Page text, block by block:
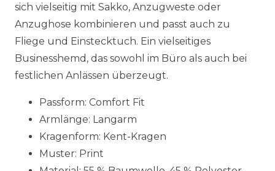
sich vielseitig mit Sakko, Anzugweste oder
Anzughose kombinieren und passt auch zu
Fliege und Einstecktuch. Ein vielseitiges
Businesshemd, das sowohl im Büro als auch bei
festlichen Anlässen überzeugt.
Passform: Comfort Fit
Armlänge: Langarm
Kragenform: Kent-Kragen
Muster: Print